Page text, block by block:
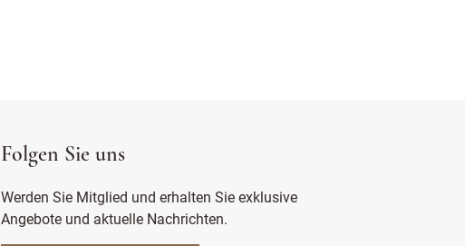
Folgen Sie uns
Werden Sie Mitglied und erhalten Sie exklusive
Angebote und aktuelle Nachrichten.